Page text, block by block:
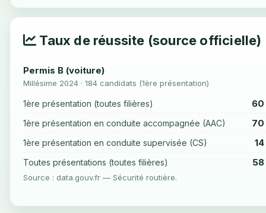
Taux de réussite (source officielle)
Permis B (voiture)
Millésime 2024 · 184 candidats (1ère présentation)
1ère présentation (toutes filières) 60
1ère présentation en conduite accompagnée (AAC) 70
1ère présentation en conduite supervisée (CS)
Toutes présentations (toutes filières) 58
Source : data.gouv.fr — Sécurité routière.